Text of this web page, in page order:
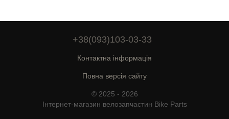
+38(093)103-03-33
Контактна інформація
Повна версія сайту
© 2025 - 2026
Інтернет-магазин велозапчастин Bike Parts